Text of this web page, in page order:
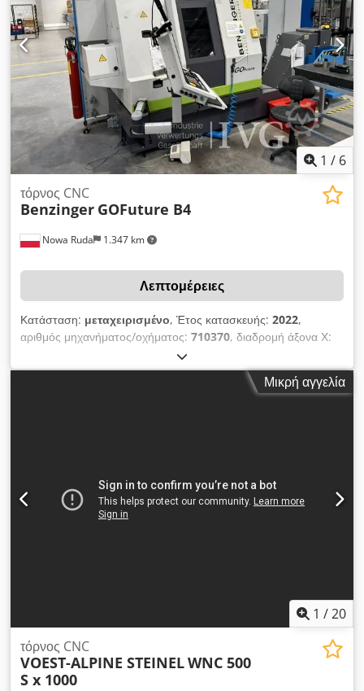
τεμαχίων • Τάση τροφοδοσίας: 3/PE ~ 400 V • Συχνότητα: 50 /
60 Hz • Ρεύμα λειτουργίας (IB): 63 A • Ονομαστικό ρεύμα (IN):
80 A • Τσοκ για τη συγκράτηση • Σύστημα εξαγωγής σκόνης
Προαιρετικός εξοπλισμός: • Αυτόματος τροφοδότης ράβδων •
Συσκευή συλλογής τεμαχίων • Περιστροφικό εργαλειοθέσιο με
κινούμενα εργαλεία • Μεταφορέας ροκανιδιών • Πίσω κέντρο
Τεχνικές προδιαγραφές Dkodpezlqycofx Ab Sjr Αντίθετος
άξονας: Όχι Κινούμενα εργαλεία: Ναι Μέγεθος κώνου: VDI 50
1 / 6
Nowa Ruda 1.347 km
τόρνος CNC
Benzinger GOFuture B4
Λεπτομέρειες
Κατάσταση: μεταχειρισμένο, Έτος κατασκευής: 2022,
αριθμός μηχανήματος/οχήματος: 710370, διαδρομή άξονα Χ:
, Τεχνικά χαρακτηριστικά μηχανήματος Dkedpfjzgrw
Eox Ab Sor • Έτος κατασκευής: 2022 • Αριθμός σειράς:
710370 Διαδρομές κίνησης • Άξονας X: 180 mm • Άξονας Z1:
έτος κατασκευής 2021, αριθμός σειράς 2300040370 •
Υδραυλική μονάδα KNOLL TG 30-04/07533-1, έτος
κατασκευής 2022, αριθμός σειράς 1570792 • Υδραυλική
Μικρή αγγελία
1 /20
τόρνος CNC
VOEST-ALPINE STEINELWNC 500
S x 1000